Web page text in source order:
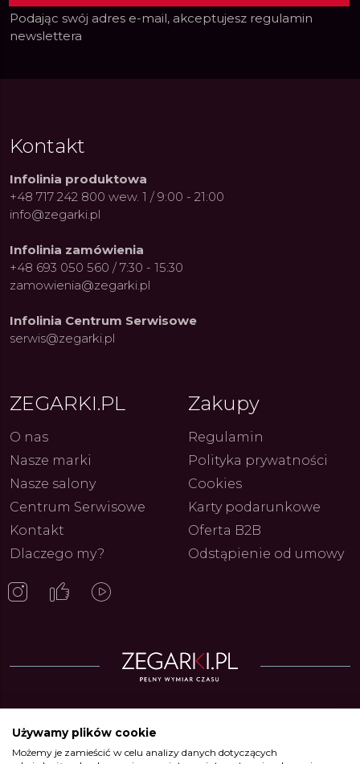
i Dostępny Luksus z
27.07.2026
kolarskich pasji do ikonicznych
Podając swój adres e-mail, akceptujesz regulamin
newslettera
Kontakt
Infolinia produktowa
+48 717 242 800 wew. 1 / 9:00 - 21:00
info@zegarki.pl
Infolinia zamówienia
+48 693 050 560 / 7:30 - 15:30
zamowienia@zegarki.pl
Infolinia Centrum Serwisowe
serwis@zegarki.pl
ZEGARKI.PL
O nas
Nasze marki
Nasze salony
Centrum Serwisowe
Kontakt
Dlaczego my?
Zakupy
Regulamin
Polityka prywatności
Cookies
Karty podarunkowe
Oferta B2B
Odstąpienie od umowy
Zegarki w ofercie
Zegarki Alpina•Zegarki Atlantic •Zegarki Błonie•Zegarki Boccia
Używamy plików cookie
Możemy je zamieścić w celu analizy danych dotyczących